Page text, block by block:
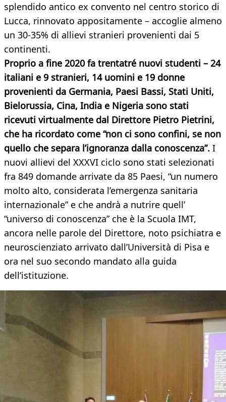
splendido antico ex convento nel centro storico di
Lucca, rinnovato appositamente – accoglie almeno
un 30-35% di allievi stranieri provenienti dai 5
continenti.
Proprio a fine 2020 fa trentatré nuovi studenti – 24
italiani e 9 stranieri, 14 uomini e 19 donne
provenienti da Germania, Paesi Bassi, Stati Uniti,
Bielorussia, Cina, India e Nigeria sono stati
ricevuti virtualmente dal Direttore Pietro Pietrini,
che ha ricordato come “non ci sono confini, se non
quello che separa l’ignoranza dalla conoscenza”. I
nuovi allievi del XXXVI ciclo sono stati selezionati
fra 849 domande arrivate da 85 Paesi, “un numero
molto alto, considerata l’emergenza sanitaria
internazionale” e che andrà a nutrire quell’
“universo di conoscenza” che è la Scuola IMT,
ancora nelle parole del Direttore, noto psichiatra e
neuroscienziato arrivato dall’Università di Pisa e
ora nel suo secondo mandato alla guida
dell’istituzione.